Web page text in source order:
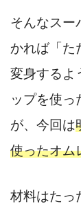
そんなスー
かれば「た
変身するよ
ップを使っ
が、今回は
使ったオム
材料はたっ